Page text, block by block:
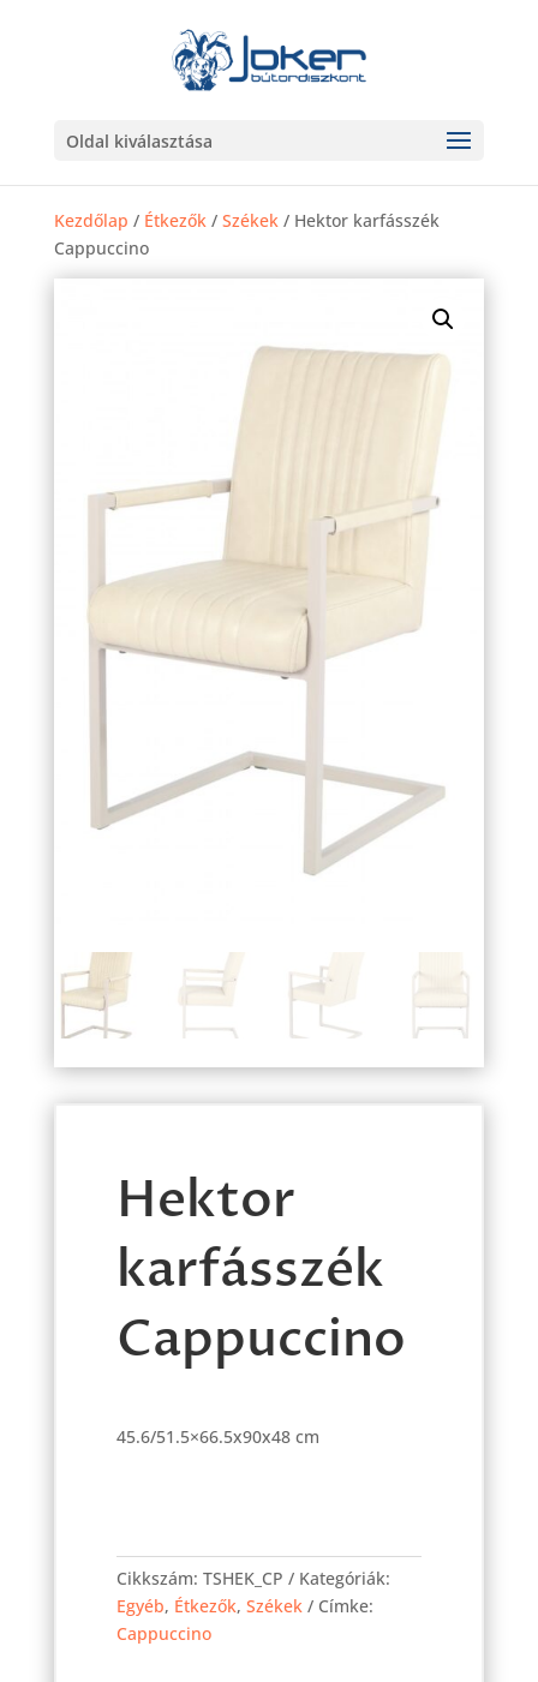
Oldal kiválasztása
Kezdőlap / Étkezők/ Székek/ Hektor karfásszék
Cappuccino
Hektor
karfásszék
Cappuccino
45.6/51.5×66.5x90x48 cm
karfásszék
Cappuccino
mennyiség
Cikkszám: TSHEK_CP
Kategóriák:
Egyéb, Étkezők, Székek
Címke:
Cappuccino